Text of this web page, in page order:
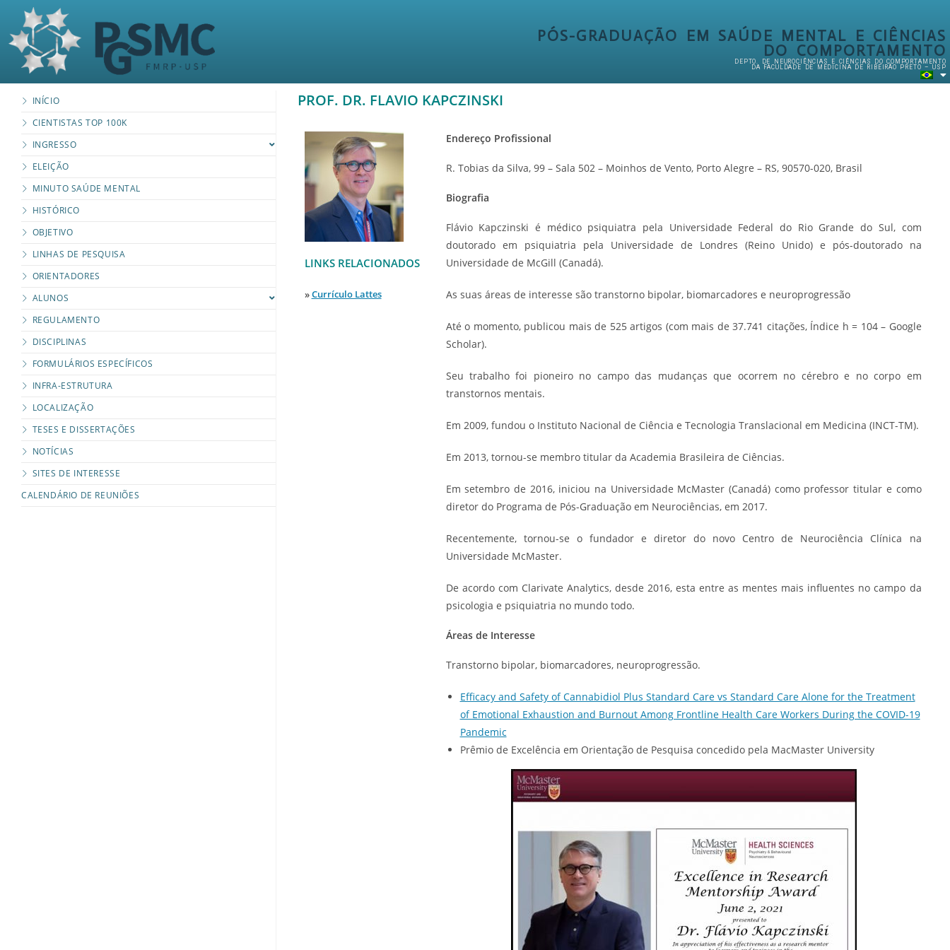
PÓS-GRADUAÇÃO EM SAÚDE MENTAL E CIÊNCIAS
DO COMPORTAMENTO
DEPTO. DE NEUROCIÊNCIAS E CIÊNCIAS DO COMPORTAMENTO
DA FACULDADE DE MEDICINA DE RIBEIRÃO PRETO – USP
INÍCIO
CIENTISTAS TOP 100K
INGRESSO
ELEIÇÃO
MINUTO SAÚDE MENTAL
HISTÓRICO
OBJETIVO
LINHAS DE PESQUISA
ORIENTADORES
ALUNOS
REGULAMENTO
DISCIPLINAS
FORMULÁRIOS ESPECÍFICOS
INFRA-ESTRUTURA
LOCALIZAÇÃO
TESES E DISSERTAÇÕES
NOTÍCIAS
SITES DE INTERESSE
CALENDÁRIO DE REUNIÕES
PROF. DR. FLAVIO KAPCZINSKI
LINKS RELACIONADOS
»Currículo Lattes
Endereço Profissional
R. Tobias da Silva, 99 – Sala 502 – Moinhos de Vento, Porto Alegre – RS, 90570-020, Brasil
Biografia
Flávio Kapczinski é médico psiquiatra pela Universidade Federal do Rio Grande do Sul, com
doutorado em psiquiatria pela Universidade de Londres (Reino Unido) e pós-doutorado na
Universidade de McGill (Canadá).
As suas áreas de interesse são transtorno bipolar, biomarcadores e neuroprogressão
Até o momento, publicou mais de 525 artigos (com mais de 37.741 citações, Índice h = 104 – Google
Scholar).
Seu trabalho foi pioneiro no campo das mudanças que ocorrem no cérebro e no corpo em
transtornos mentais.
Em 2009, fundou o Instituto Nacional de Ciência e Tecnologia Translacional em Medicina (INCT-TM).
Em 2013, tornou-se membro titular da Academia Brasileira de Ciências.
Em setembro de 2016, iniciou na Universidade McMaster (Canadá) como professor titular e como
diretor do Programa de Pós-Graduação em Neurociências, em 2017.
Recentemente, tornou-se o fundador e diretor do novo Centro de Neurociência Clínica na
Universidade McMaster.
De acordo com Clarivate Analytics, desde 2016, esta entre as mentes mais influentes no campo da
psicologia e psiquiatria no mundo todo.
Áreas de Interesse
Transtorno bipolar, biomarcadores, neuroprogressão.
Efficacy and Safety of Cannabidiol Plus Standard Care vs Standard Care Alone for the Treatment
of Emotional Exhaustion and Burnout Among Frontline Health Care Workers During the COVID-19
Pandemic
Prêmio de Excelência em Orientação de Pesquisa concedido pela MacMaster University